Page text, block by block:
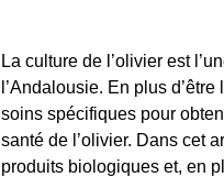
La culture de l’olivier est
l’Andalousie. En plus
soins spécifiques pour
santé de l’olivier. Dans cet
produits biologiques et, en